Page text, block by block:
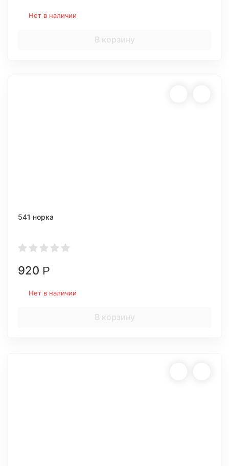
Нет в наличии
В корзину
541 норка
920 Р
Нет в наличии
В корзину